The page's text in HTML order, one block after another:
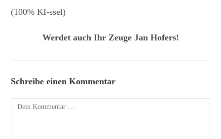
(100% KI-ssel)
Werdet auch Ihr Zeuge Jan Hofers!
Schreibe einen Kommentar
Kommentar